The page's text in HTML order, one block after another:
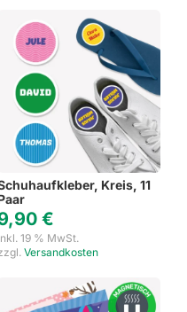
Kreis, 11
€
19 % MwSt.
Versandkosten